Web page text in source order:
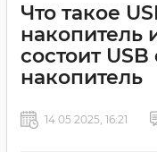
Что такое
накопитель
состоит
накопитель
14 05 2025, 16:21